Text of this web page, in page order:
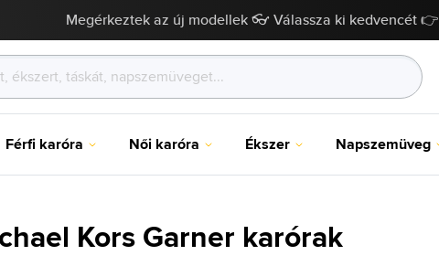
Megérkeztek az új modellek 👓 Válassza ki kedvencét 👉
Férfi karóra Női karóra Ékszer Napszemüveg
Kors Garner karórak